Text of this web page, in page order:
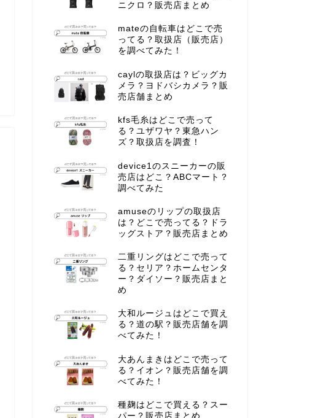
ニクロ？販売店まとめ
mateの自転車はどこで売
ってる？取扱店（販売店）
を調べてみた！
caylの取扱店は？ビッグカ
メラ？ヨドバシカメラ？販
売店舗まとめ
kfs毛糸はどこで売って
る？ユザワヤ？東急ハン
ズ？取扱店を調査！
device1のスニーカーの販
売店はどこ？ABCマート？
調べてみた
amuseのリップの取扱店
は？どこで売ってる？ドラ
ッグストア？販売店まとめ
二重リングはどこで売って
る？セリア？ホームセンタ
ー？ダイソー？販売店まと
め
大和ルージュはどこで買え
る？道の駅？販売店舗を調
べてみた！
大あんまきはどこで売って
る？イオン？販売店舗を調
べてみた！
種麹はどこで買える？スー
パー？販売店まとめ